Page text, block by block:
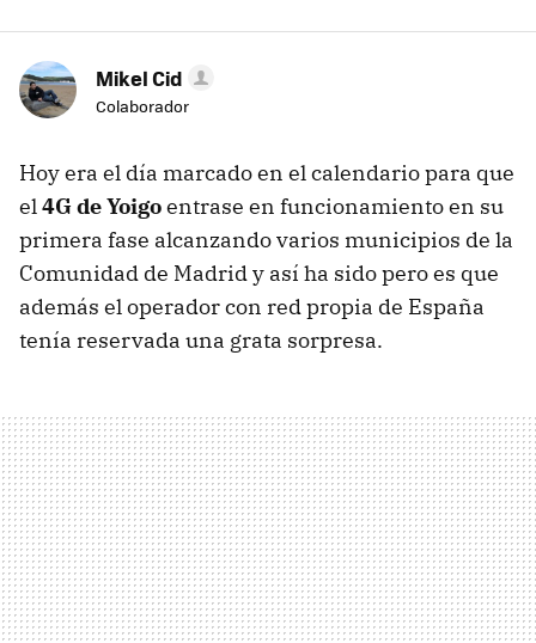
Mikel Cid
Colaborador
Hoy era el día marcado en el calendario para que
el4G de Yoigoentrase en funcionamiento en su
primera fase alcanzando varios municipios de la
Comunidad de Madrid y así ha sido pero es que
además el operador con red propia de España
tenía reservada una grata sorpresa.